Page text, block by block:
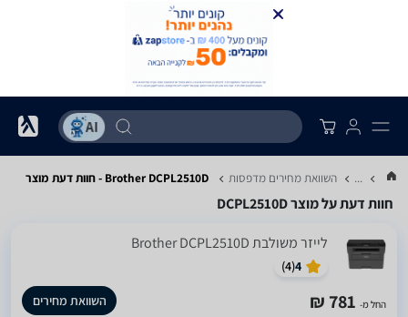
... השוואת מחירים מדפסות Brother DCPL2510D - חוות דעת מוצר
חוות דעת על מוצר DCPL2510D
‏לייזר ‏משולבת Brother DCPL2510D
4
(
4
)
החל מ- 781 ₪ השוואת מחירים